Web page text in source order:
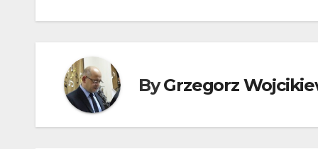
ByGrzegorz